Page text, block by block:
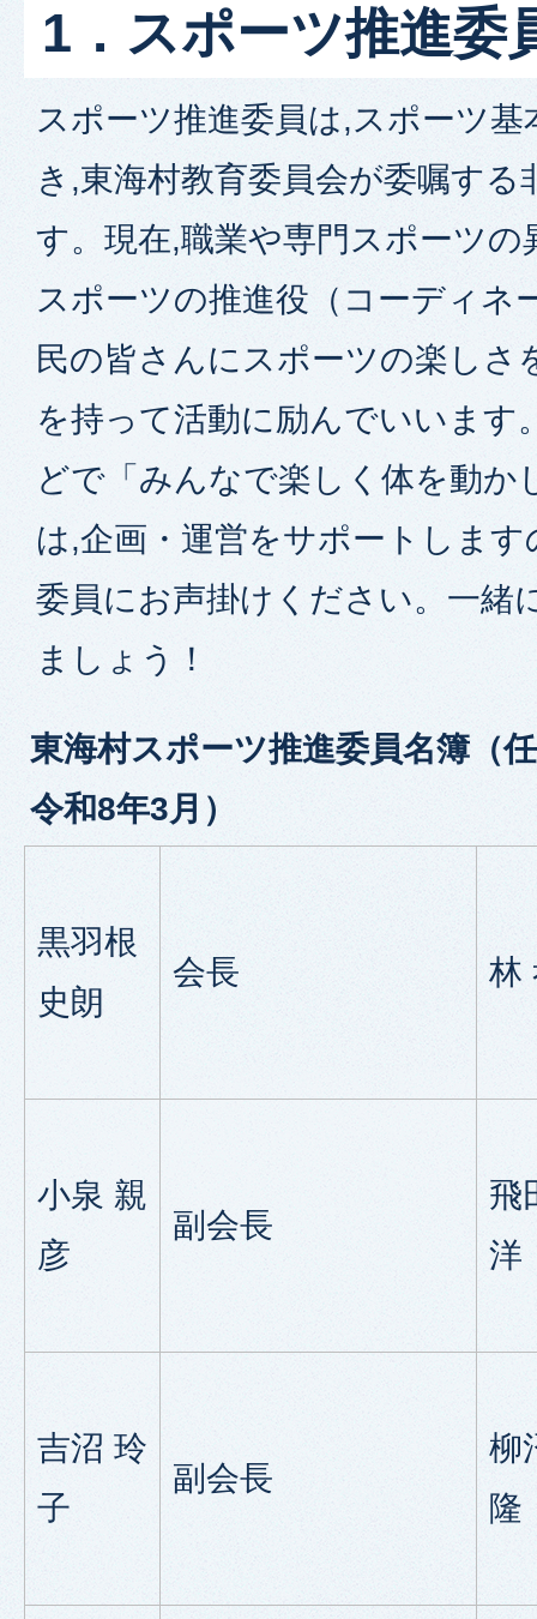
1．スポーツ推進委
スポーツ推進委員は,スポーツ
き,東海村教育委員会が委嘱する
す。現在,職業や専門スポーツの
スポーツの推進役（コーディネ
民の皆さんにスポーツの楽しさ
を持って活動に励んでいいます
どで「みんなで楽しく体を動か
は,企画・運営をサポートしま
委員にお声掛けください。一緒
ましょう！
東海村スポーツ推進委員名簿（
令和8年3月）
黒羽根
史朗
会長 林
小泉 親
彦
副会長
飛
洋
吉沼 玲
子
副会長
柳
隆